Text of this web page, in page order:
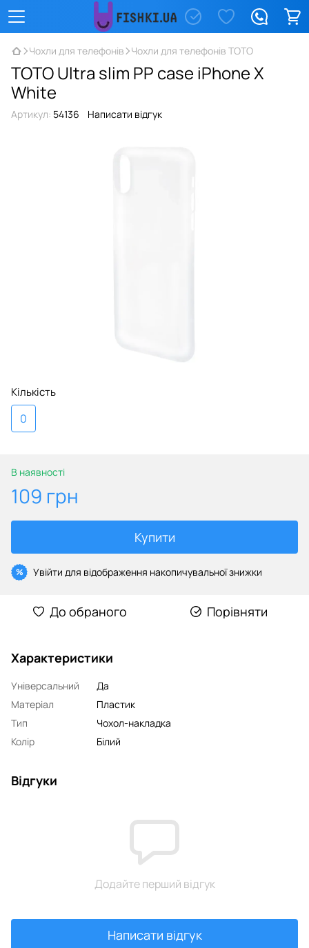
Чохли для телефонів Чохли для телефонів TOTO
TOTO Ultra slim PP case iPhone X
White
Артикул: 54136 Написати відгук
Кількість
0
В наявності
109 грн
Купити
% Увійти для відображення накопичувальної знижки
До обраного Порівняти
Характеристики
Універсальний
Да
Матеріал
Пластик
Тип
Чохол-накладка
Колір
Білий
Відгуки
Додайте перший відгук
Написати відгук